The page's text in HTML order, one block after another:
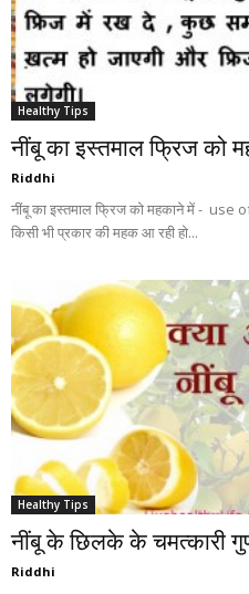
Healthy Tips
नींबू का इस्तमाल फ्रिज को
Riddhi
नींबू का इस्तमाल फ्रिज को महकाने में -
किसी भी प्रकार की महक आ रही हो...
Healthy Tips
नींबू के छिलके के चमत्कारी
Riddhi